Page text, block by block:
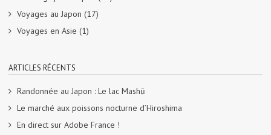
Voyages au Japon (17)
Voyages en Asie (1)
ARTICLES RÉCENTS
Randonnée au Japon : Le lac Mashū
Le marché aux poissons nocturne d’Hiroshima
En direct sur Adobe France !